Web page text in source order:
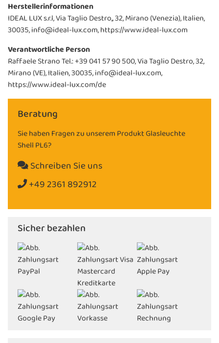
Herstellerinformationen
IDEAL LUX s.r.l, Via Taglio Destro,, 32, Mirano (Venezia), Italien,
30035, info@ideal-lux.com, https://www.ideal-lux.com
Verantwortliche Person
Raffaele Strano Tel.: +39 041 57 90 500, Via Taglio Destro, 32,
Mirano (VE), Italien, 30035, info@ideal-lux.com,
https://www.ideal-lux.com/de
Beratung
Sie haben Fragen zu unserem Produkt Glasleuchte
Shell PL6?
Schreiben Sie uns
+49 2361 892912
Sicher bezahlen